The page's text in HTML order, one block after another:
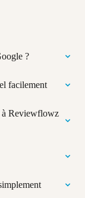
?
facilement
à Reviewflowz